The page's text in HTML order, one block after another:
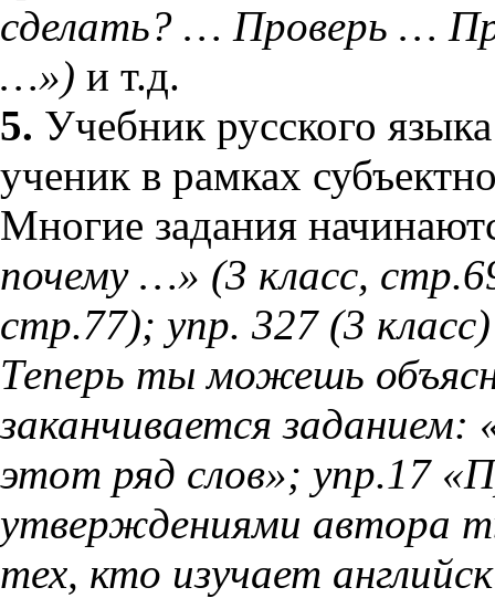
сделать? … Проверь …
…») и т.д.
5. Учебник русского
ученик в рамках
Многие задания
почему …» (3 класс,
стр.77); упр. 327 (3
Теперь ты можешь
заканчивается
этот ряд слов»; упр.17
утверждениями автора
тех, кто изучает